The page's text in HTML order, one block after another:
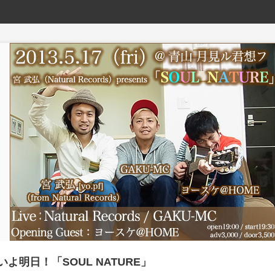
よ明日！「SOUL NATURE」